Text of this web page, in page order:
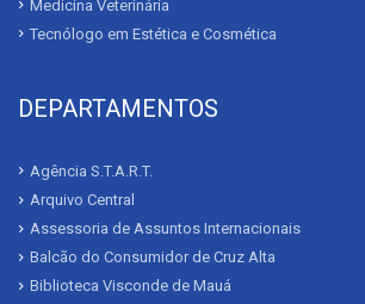
Medicina Veterinária
Tecnólogo em Estética e Cosmética
DEPARTAMENTOS
Agência S.T.A.R.T.
Arquivo Central
Assessoria de Assuntos Internacionais
Balcão do Consumidor de Cruz Alta
Biblioteca Visconde de Mauá